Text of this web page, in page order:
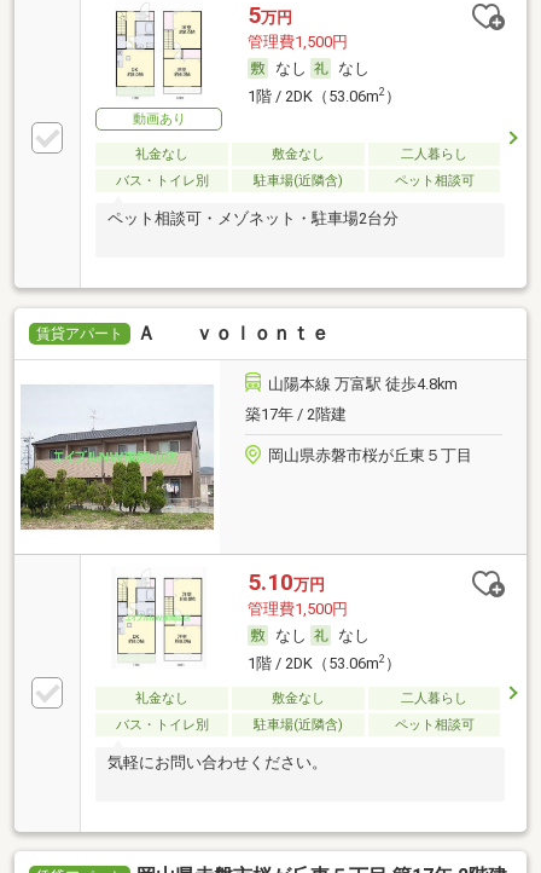
動画あり
5万円
管理費1,500円
なし
なし
1階 / 2DK（53.06m2）
礼金なし 敷金なし
二人暮らし
バス・トイレ別
駐車場(近隣含) ペット相談可
ペット相談可・メゾネット・駐車場2台分
賃貸アパート Ａ ｖｏｌｏｎｔｅ
山陽本線 万富駅 徒歩4.8km
築17年 / 2階建
岡山県赤磐市桜が丘東５丁目
5.10万円
管理費1,500円
なし
なし
1階 / 2DK（53.06m2）
礼金なし 敷金なし
二人暮らし
バス・トイレ別
駐車場(近隣含) ペット相談可
気軽にお問い合わせください。